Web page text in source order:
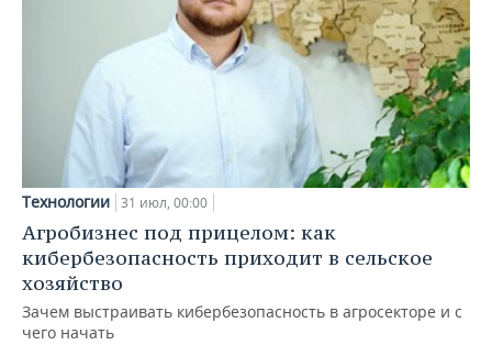
Технологии 31 июл, 00:00
Агробизнес под прицелом: как
кибербезопасность приходит в сельское
хозяйство
Зачем выстраивать кибербезопасность в агросекторе и с
чего начать